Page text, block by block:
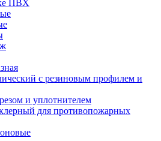
ПВХ
с резиновым профилем и
и уплотнителем
для противопожарных